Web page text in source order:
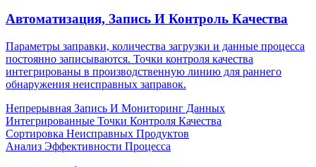
Автоматизация, Запись И Контроль Качества
Параметры заправки, количества загрузки и данные процесса
постоянно записываются. Точки контроля качества
интегрированы в производственную линию для раннего
обнаружения неисправных заправок.
Непрерывная Запись И Мониторинг Данных
Интегрированные Точки Контроля Качества
Сортировка Неисправных Продуктов
Анализ Эффективности Процесса